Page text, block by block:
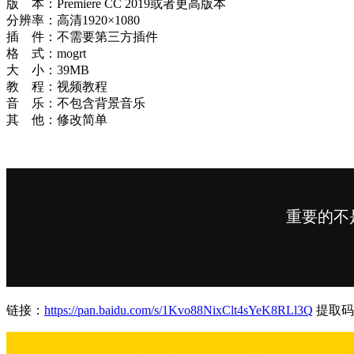
版 本：Premiere CC 2019或者更高版本
分辨率：高清1920×1080
插 件：不需要第三方插件
格 式：mogrt
大 小：39MB
教 程：视频教程
音 乐：不包含背景音乐
其 他：修改简单
链接： https://pan.baidu.com/s/1Kvo88NixClt4sYeK8RLl3Q 提取